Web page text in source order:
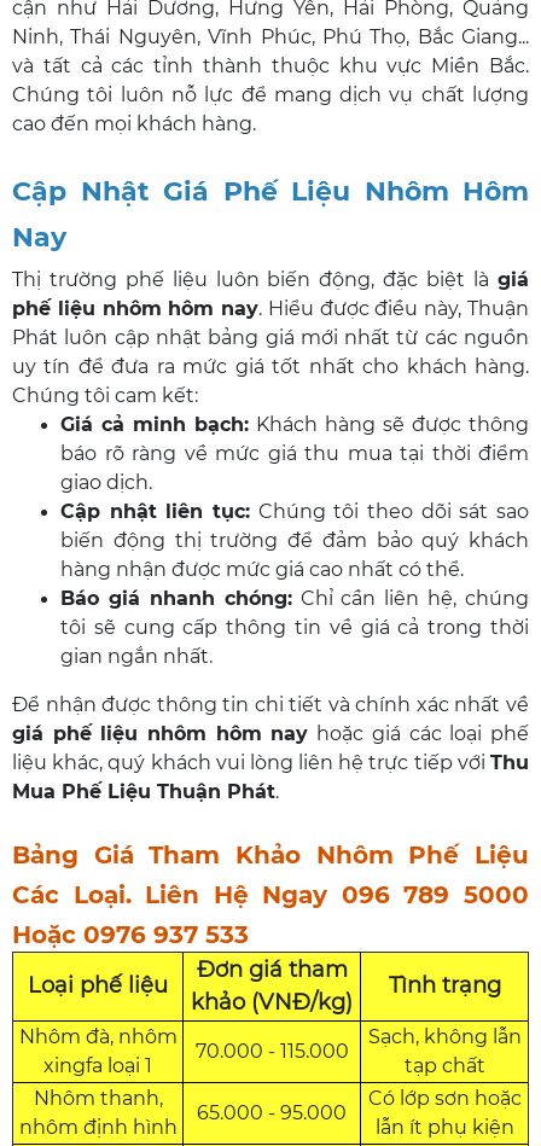
cận như Hải Dương, Hưng Yên, Hải Phòng, Quảng
Ninh, Thái Nguyên, Vĩnh Phúc, Phú Thọ, Bắc Giang...
và tất cả các tỉnh thành thuộc khu vực Miền Bắc.
Chúng tôi luôn nỗ lực để mang dịch vụ chất lượng
cao đến mọi khách hàng.
Cập Nhật Giá Phế Liệu Nhôm Hôm
Nay
Thị trường phế liệu luôn biến động, đặc biệt là giá
phế liệu nhôm hôm nay. Hiểu được điều này, Thuận
Phát luôn cập nhật bảng giá mới nhất từ các nguồn
uy tín để đưa ra mức giá tốt nhất cho khách hàng.
Chúng tôi cam kết:
Giá cả minh bạch: Khách hàng sẽ được thông
báo rõ ràng về mức giá thu mua tại thời điểm
giao dịch.
Cập nhật liên tục: Chúng tôi theo dõi sát sao
biến động thị trường để đảm bảo quý khách
hàng nhận được mức giá cao nhất có thể.
Báo giá nhanh chóng:Chỉ cần liên hệ, chúng
tôi sẽ cung cấp thông tin về giá cả trong thời
gian ngắn nhất.
Để nhận được thông tin chi tiết và chính xác nhất về
giá phế liệu nhôm hôm nay hoặc giá các loại phế
liệu khác, quý khách vui lòng liên hệ trực tiếp với Thu
Mua Phế Liệu Thuận Phát.
Bảng Giá Tham Khảo Nhôm Phế Liệu
Các Loại. Liên Hệ Ngay 096 789 5000
Hoặc 0976 937 533
Loại phế liệu
Đơn giá tham
khảo (VNĐ/kg)
Tình trạng
Nhôm đà, nhôm
xingfa loại 1
70.000 - 115.000
Sạch, không lẫn
tạp chất
Nhôm thanh,
nhôm định hình
65.000 - 95.000
Có lớp sơn hoặc
lẫn ít phụ kiện